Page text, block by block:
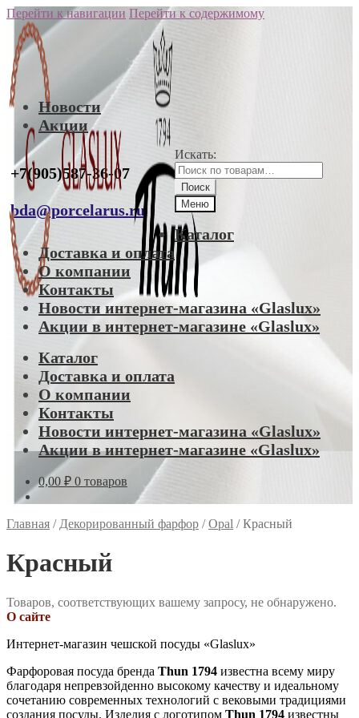
Перейти к навигации Перейти к содержимому
Новости
Акции
+7(905)587-36-07
bda@porcelarus.ru
Искать:
Поиск
Меню
Каталог
Доставка и оплата
О компании
Контакты
Новости интернет-магазина «Glaslux»
Акции в интернет-магазине «Glaslux»
Каталог
Доставка и оплата
О компании
Контакты
Новости интернет-магазина «Glaslux»
Акции в интернет-магазине «Glaslux»
0,00 ₽ 0 товаров
Главная / Декорированный фарфор /Opal /Красный
Красный
Товаров, соответствующих вашему запросу, не обнаружено.
О сайте
Интернет-магазин чешской посуды «Glaslux»
Фарфоровая посуда бренда Thun 1794 известна всему миру
благодаря непревзойденно высокому качеству и идеальному
сочетанию современных технологий с вековыми традициями
создания посуды. Изделия с логотипом Thun 1794 известны